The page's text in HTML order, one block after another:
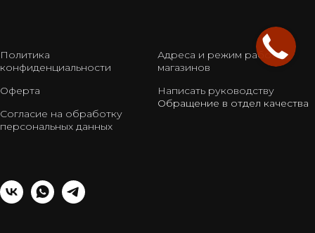
Политика
конфиденциальности
Оферта
Согласие на обработку
персональных данных
Адреса и режим работы
магазинов
Написать руководству
Обращение в отдел качества